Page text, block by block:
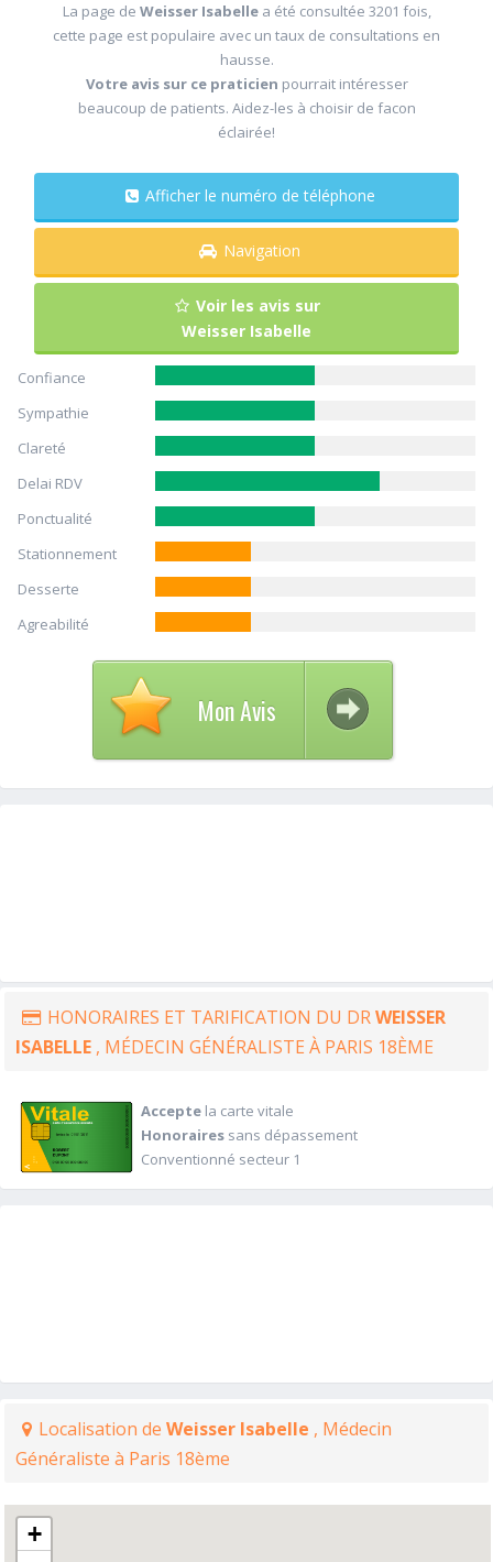
La page de Weisser Isabelle a été consultée 3201 fois,
cette page est populaire avec un taux de consultations en
hausse.
Votre avis sur ce praticien pourrait intéresser
beaucoup de patients. Aidez-les à choisir de facon
éclairée!
Afficher le numéro de téléphone
Navigation
Voir les avis sur
Weisser Isabelle
Confiance
Sympathie
Clareté
Delai RDV
Ponctualité
Stationnement
Desserte
Agreabilité
Mon Avis
HONORAIRES ET TARIFICATION DU DRWEISSER
ISABELLE , MÉDECIN GÉNÉRALISTE À PARIS 18ÈME
Acceptela carte vitale
Honorairessans dépassement
Conventionné secteur 1
Localisation de Weisser Isabelle , Médecin
Généraliste à Paris 18ème
+